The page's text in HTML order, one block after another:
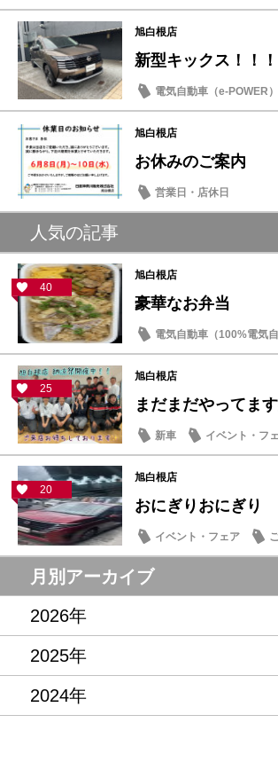
旭白根店
新型キックス！！！
電気自動車（e-POWER）
旭白根店
お休みのご案内
営業日・店休日
人気の記事
40
旭白根店
豪華なお弁当
電気自動車（100%電気自
25
旭白根店
まだまだやってま
新車 イベント・フ
20
旭白根店
おにぎりおにぎり
イベント・フェア
月別アーカイブ
2026年
2025年
2024年